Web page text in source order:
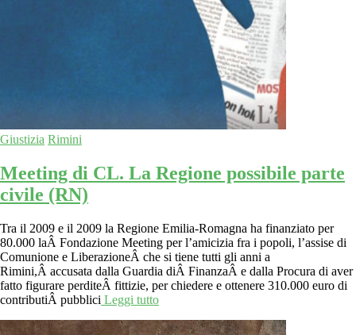
Giustizia Rimini
Meeting di CL. La Regione possibile parte
civile (RN)
Tra il 2009 e il 2009 la Regione Emilia-Romagna ha finanziato per
80.000 laÂ Fondazione Meeting per l’amicizia fra i popoli, l’assise di
Comunione e LiberazioneÂ che si tiene tutti gli anni a
Rimini,Â accusata dalla Guardia diÂ FinanzaÂ e dalla Procura di aver
fatto figurare perditeÂ fittizie, per chiedere e ottenere 310.000 euro di
contributiÂ pubblici Leggi tutto